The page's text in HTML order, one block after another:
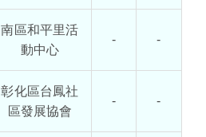
南區和平里活
動中心
- -
彰化區台鳳社
區發展協會
- -